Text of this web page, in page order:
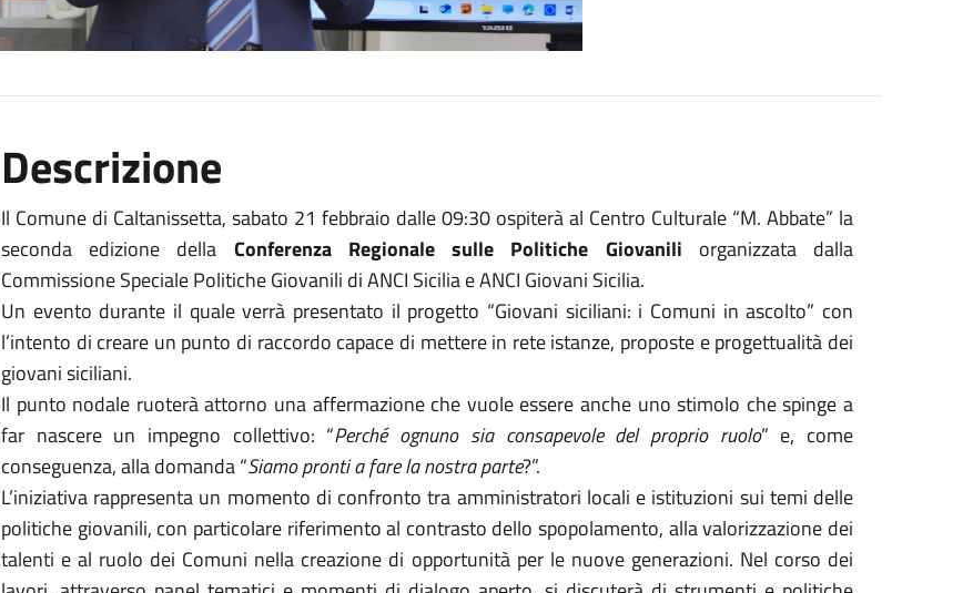
Descrizione
Il Comune di Caltanissetta, sabato 21 febbraio dalle 09:30 ospiterà al Centro Culturale “M. Abbate” la
seconda edizione della Conferenza Regionale sulle Politiche Giovanili organizzata dalla
Commissione Speciale Politiche Giovanili di ANCI Sicilia e ANCI Giovani Sicilia.
Un evento durante il quale verrà presentato il progetto “Giovani siciliani: i Comuni in ascolto” con
l’intento di creare un punto di raccordo capace di mettere in rete istanze, proposte e progettualità dei
giovani siciliani.
Il punto nodale ruoterà attorno una affermazione che vuole essere anche uno stimolo che spinge a
far nascere un impegno collettivo: “Perché ognuno sia consapevole del proprio ruolo” e, come
conseguenza, alla domanda “Siamo pronti a fare la nostra parte?”.
L’iniziativa rappresenta un momento di confronto tra amministratori locali e istituzioni sui temi delle
politiche giovanili, con particolare riferimento al contrasto dello spopolamento, alla valorizzazione dei
talenti e al ruolo dei Comuni nella creazione di opportunità per le nuove generazioni. Nel corso dei